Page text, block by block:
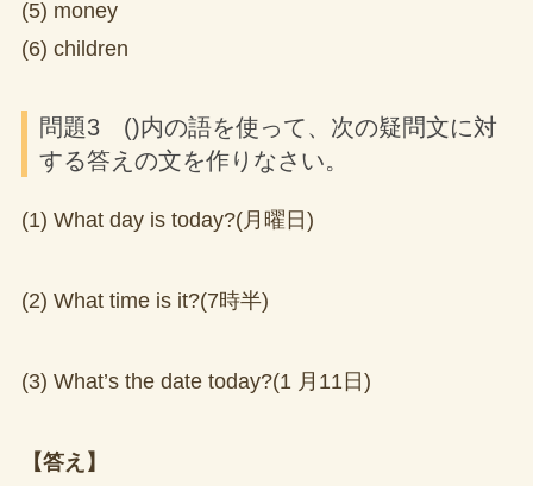
(5) money
(6) children
問題3 ()内の語を使って、次の疑問文に対
する答えの文を作りなさい。
(1) What day is today?(月曜日)
(2) What time is it?(7時半)
(3) What’s the date today?(1 月11日)
【答え】